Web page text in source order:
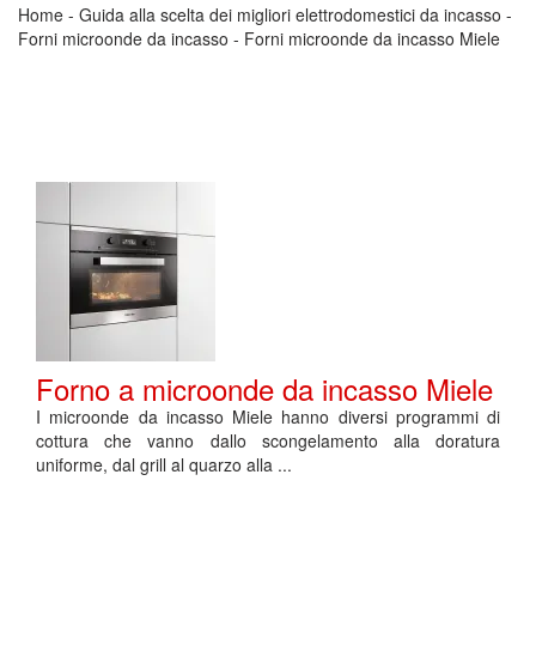
Home - Guida alla scelta dei migliori elettrodomestici da incasso -
Forni microonde da incasso - Forni microonde da incasso Miele
Forno a microonde da incasso Miele
I microonde da incasso Miele hanno diversi programmi di
cottura che vanno dallo scongelamento alla doratura
uniforme, dal grill al quarzo alla ...